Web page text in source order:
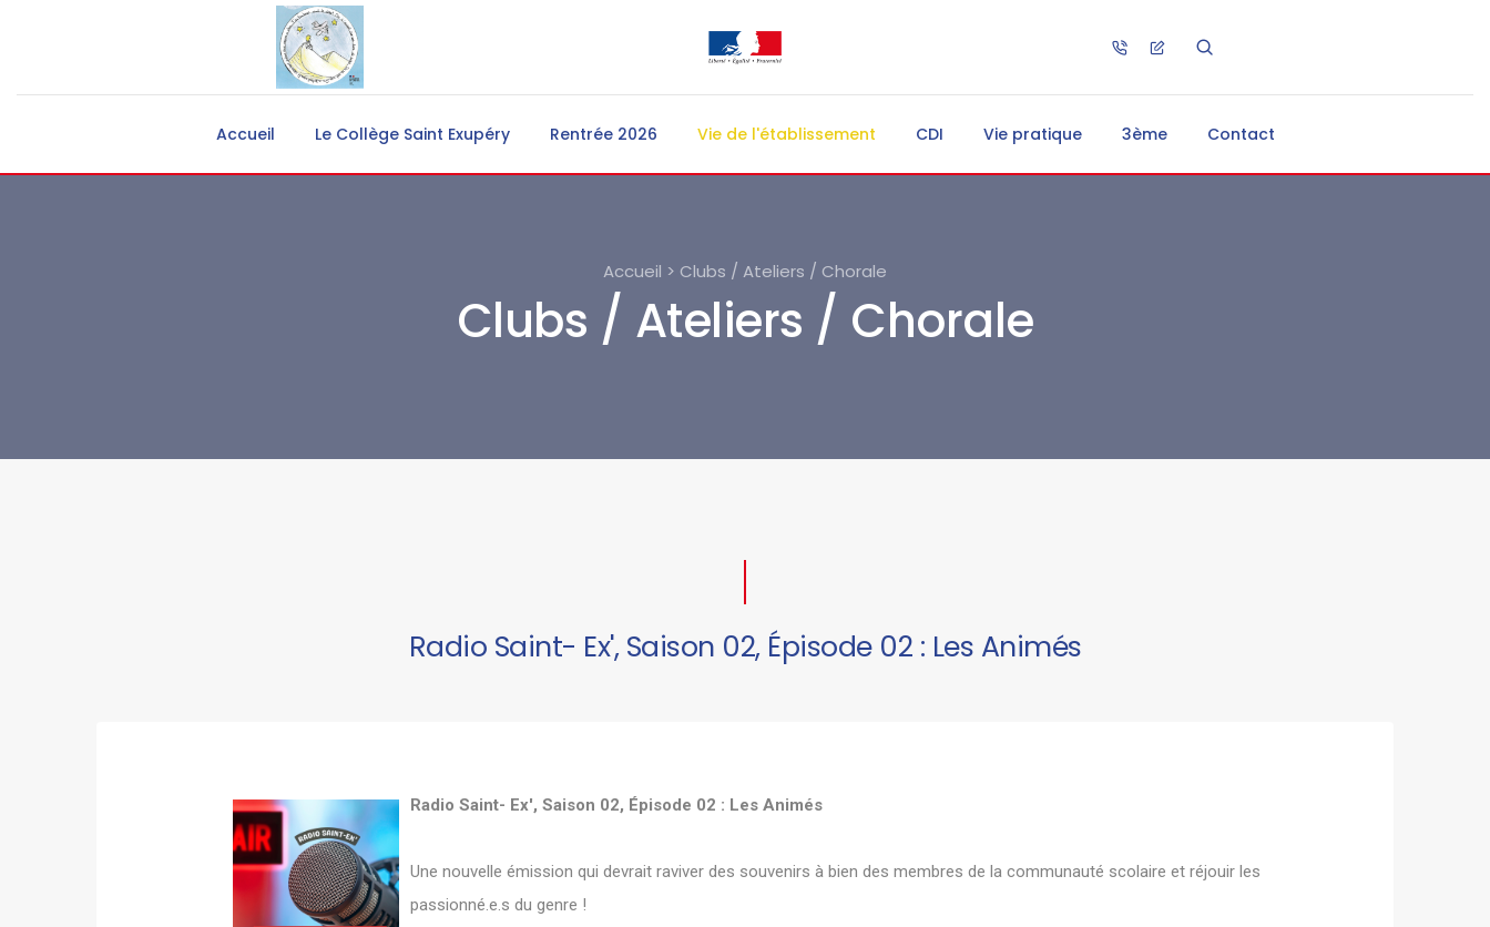
Accueil Le Collège Saint Exupéry Rentrée 2026 Vie de l'établissement CDI Vie pratique 3ème Contact
Accueil > Clubs / Ateliers / Chorale
Clubs / Ateliers / Chorale
Radio Saint- Ex', Saison 02, Épisode 02 : Les Animés
Radio Saint- Ex', Saison 02, Épisode 02 : Les Animés
Une nouvelle émission qui devrait raviver des souvenirs à bien des membres de la communauté scolaire et réjouir les
passionné.e.s du genre !